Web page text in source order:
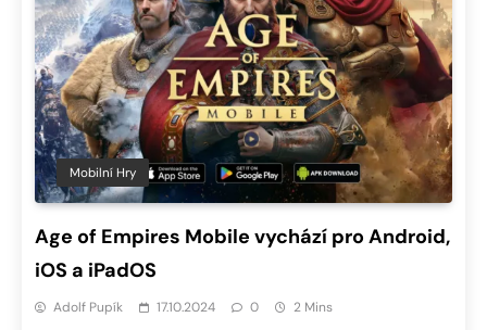
Mobilní Hry
Age of Empires Mobile vychází pro Android,
iOS a iPadOS
Adolf Pupík 17.10.2024 0 2 Mins